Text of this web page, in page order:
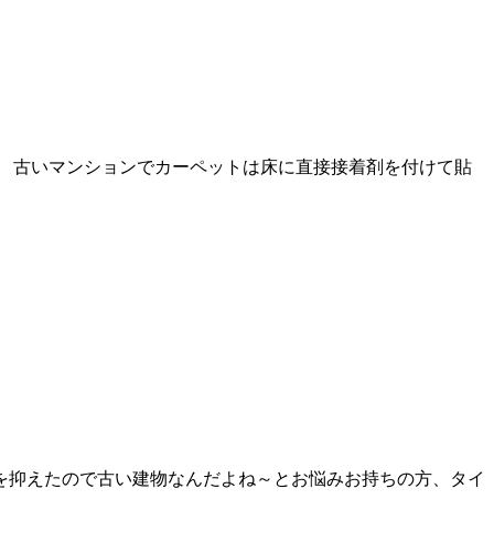
いマンションでカーペットは床に直接接着剤を付けて貼
えたので古い建物なんだよね～とお悩みお持ちの方、タイ